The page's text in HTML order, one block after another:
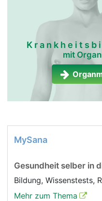
mit
MySana
Gesundheit selber in
Bildung, Wissenstests,
Mehr zum Thema